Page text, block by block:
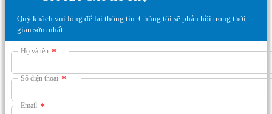
Quý khách vui lòng để lại thông tin. Chúng tôi sẽ phản hồi trong thời
gian sớm nhất.
Họ và tên *
Số điện thoại *
Email *